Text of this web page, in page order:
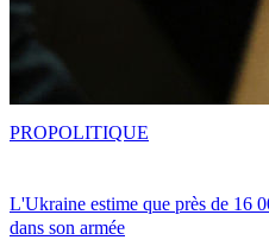
L'Ukraine estime que près de 16
dans son armée
PROPOLITIQUE